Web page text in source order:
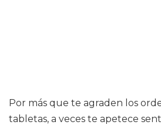
Por más que te agraden los
tabletas, a veces te apetece